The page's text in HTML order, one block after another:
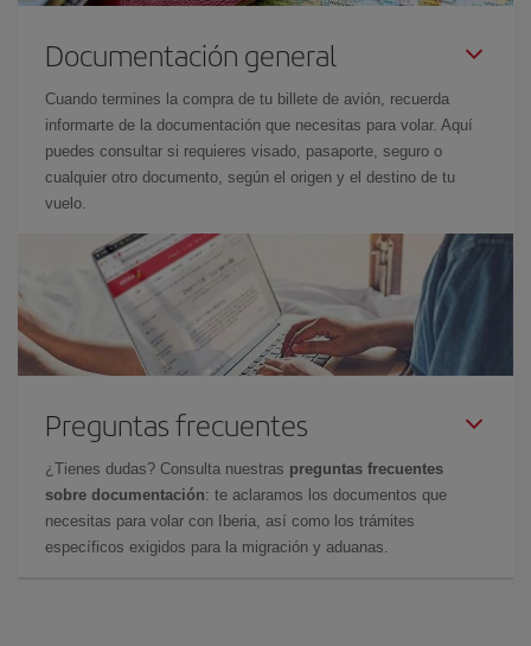
Documentación general
Cuando termines la compra de tu billete de avión, recuerda
informarte de la documentación que necesitas para volar. Aquí
puedes consultar si requieres visado, pasaporte, seguro o
cualquier otro documento, según el origen y el destino de tu
vuelo.
Preguntas frecuentes
¿Tienes dudas? Consulta nuestras preguntas frecuentes
sobre documentación: te aclaramos los documentos que
necesitas para volar con Iberia, así como los trámites
específicos exigidos para la migración y aduanas.